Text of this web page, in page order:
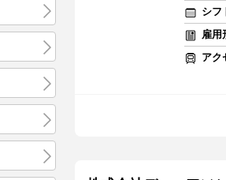
シフ
雇用
アク